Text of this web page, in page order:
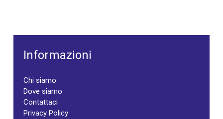
Informazioni
Chi siamo
Dove siamo
Contattaci
Privacy Policy